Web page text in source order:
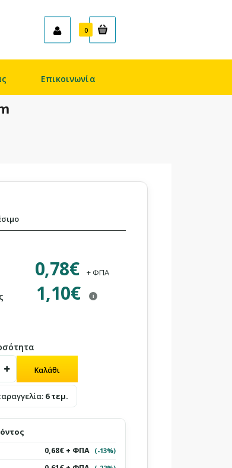
0
Επικοινωνία
0,78€ + ΦΠΑ
1,10€ i
6 τεμ.
0,68€ + ΦΠΑ (-13%)